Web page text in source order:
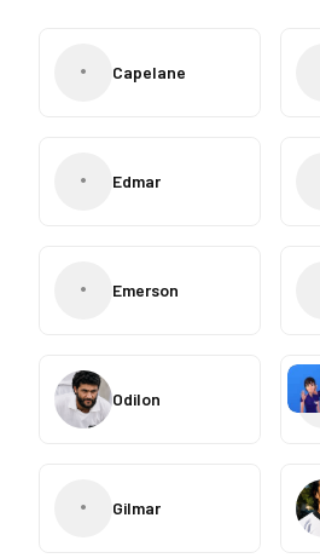
• Capelane
• Edmar
• Emerson
Odilon
• Gilmar